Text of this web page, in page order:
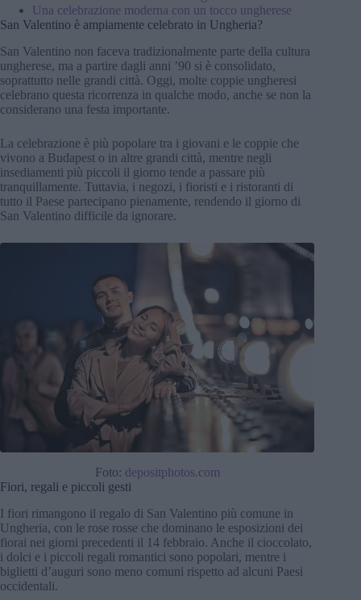
Una celebrazione moderna con un tocco ungherese
San Valentino è ampiamente celebrato in Ungheria?
San Valentino non faceva tradizionalmente parte della cultura
ungherese, ma a partire dagli anni ’90 si è consolidato,
soprattutto nelle grandi città. Oggi, molte coppie ungheresi
celebrano questa ricorrenza in qualche modo, anche se non la
considerano una festa importante.
La celebrazione è più popolare tra i giovani e le coppie che
vivono a Budapest o in altre grandi città, mentre negli
insediamenti più piccoli il giorno tende a passare più
tranquillamente. Tuttavia, i negozi, i fioristi e i ristoranti di
tutto il Paese partecipano pienamente, rendendo il giorno di
San Valentino difficile da ignorare.
Foto: depositphotos.com
Fiori, regali e piccoli gesti
I fiori rimangono il regalo di San Valentino più comune in
Ungheria, con le rose rosse che dominano le esposizioni dei
fiorai nei giorni precedenti il 14 febbraio. Anche il cioccolato,
i dolci e i piccoli regali romantici sono popolari, mentre i
biglietti d’auguri sono meno comuni rispetto ad alcuni Paesi
occidentali.